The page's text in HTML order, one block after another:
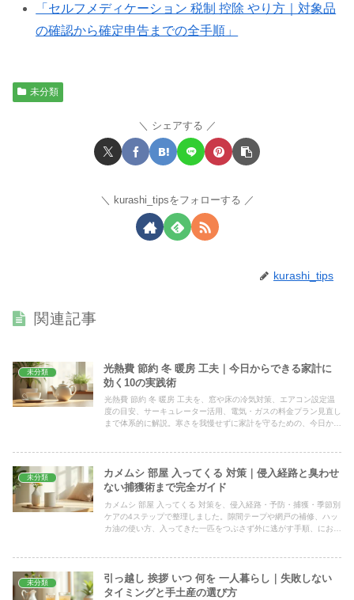
「セルフメディケーション 税制 控除 やり方｜対象品
の確認から確定申告までの全手順」
未分類
シェアする
kurashi_tipsをフォローする
kurashi_tips
関連記事
未分類
光熱費 節約 冬 暖房 工夫｜今日からできる家計に
効く10の実践術
光熱費 節約 冬 暖房 工夫を、窓や床の冷気対策、エアコン設定温
度の目安、サーキュレーター活用、電気・ガスの料金プラン見直し
まで体系的に解説。寒さを我慢せずに家計を守るための、今日から
未分類
カメムシ 部屋 入ってくる 対策｜侵入経路と臭わせ
ない捕獲術まで完全ガイド
カメムシ 部屋 入ってくる 対策を、侵入経路・予防・捕獲・季節別
ケアの4ステップで整理しました。隙間テープや網戸の補修、ハッ
カ油の使い方、入ってきた一匹をつぶさず外に逃がす手順、におい
未分類
引っ越し 挨拶 いつ 何を 一人暮らし｜失敗しない
タイミングと手土産の選び方